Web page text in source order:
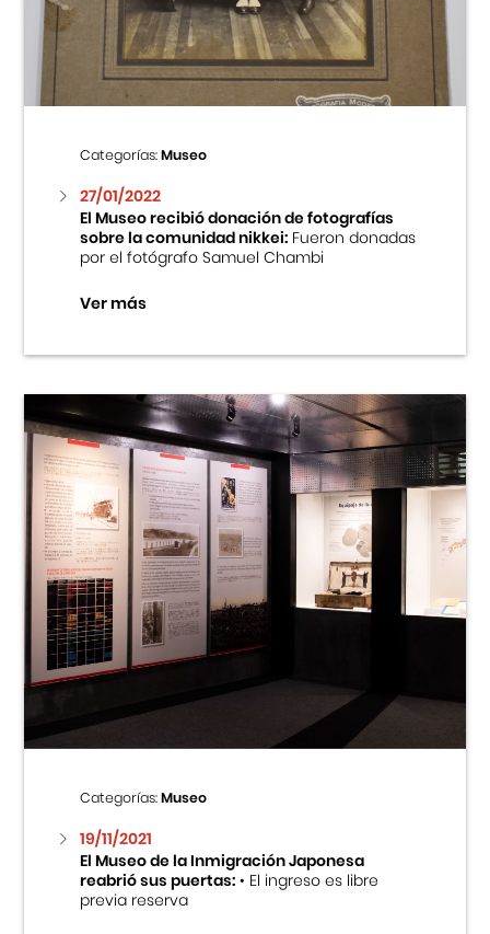
Centro Cultural Peruano Japonés
Museo de la Inmigración Japonesa
Fondo Editorial
Teatro Peruano Japonés
Categorías:Museo
27/01/2022
El Museo recibió donación de fotografías
sobre la comunidad nikkei:Fueron donadas
por el fotógrafo Samuel Chambi
Ver más
Categorías:Museo
19/11/2021
El Museo de la Inmigración Japonesa
reabrió sus puertas:• El ingreso es libre
previa reserva